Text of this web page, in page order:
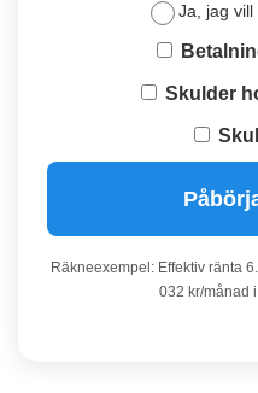
Ja, jag vill
Skulder
Räkneexempel: Effektiv ränta
032 kr/månad